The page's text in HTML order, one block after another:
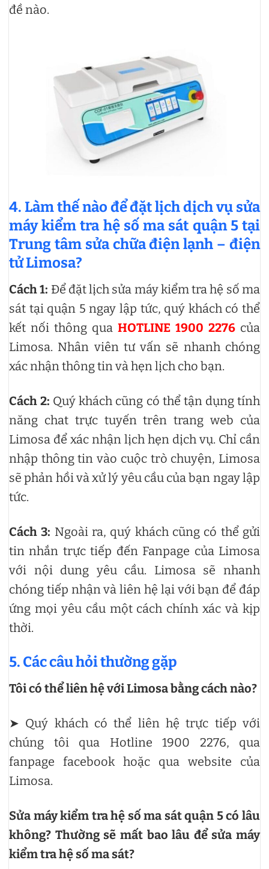
đề nào.
4. Làm thế nào để đặt lịch dịch vụ sửa
máy kiểm tra hệ số ma sát quận 5 tại
Trung tâm sửa chữa điện lạnh – điện
tử Limosa?
Cách 1: Để đặt lịch sửa máy kiểm tra hệ số ma
sát tại quận 5 ngay lập tức, quý khách có thể
kết nối thông qua HOTLINE 1900 2276 của
Limosa. Nhân viên tư vấn sẽ nhanh chóng
xác nhận thông tin và hẹn lịch cho bạn.
Cách 2: Quý khách cũng có thể tận dụng tính
năng chat trực tuyến trên trang web của
Limosa để xác nhận lịch hẹn dịch vụ. Chỉ cần
nhập thông tin vào cuộc trò chuyện, Limosa
sẽ phản hồi và xử lý yêu cầu của bạn ngay lập
tức.
Cách 3: Ngoài ra, quý khách cũng có thể gửi
tin nhắn trực tiếp đến Fanpage của Limosa
với nội dung yêu cầu. Limosa sẽ nhanh
chóng tiếp nhận và liên hệ lại với bạn để đáp
ứng mọi yêu cầu một cách chính xác và kịp
thời.
5. Các câu hỏi thường gặp
Tôi có thể liên hệ với Limosa bằng cách nào?
➤ Quý khách có thể liên hệ trực tiếp với
chúng tôi qua Hotline 1900 2276, qua
fanpage facebook hoặc qua website của
Limosa.
Sửa máy kiểm tra hệ số ma sát quận 5 có lâu
không? Thường sẽ mất bao lâu để sửa máy
kiểm tra hệ số ma sát?